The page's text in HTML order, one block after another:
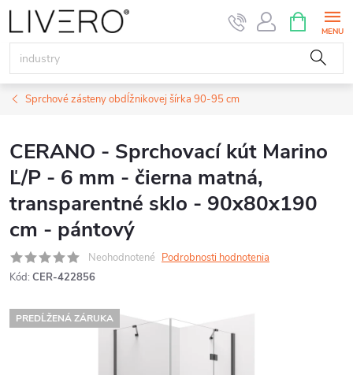
Prejsť
na
obsah
KOŠÍK
Sprchové zásteny obdĺžnikovej šírka 90-95 cm
CERANO - Sprchovací kút Marino
Ľ/P - 6 mm - čierna matná,
transparentné sklo - 90x80x190
cm - pántový
Neohodnotené Podrobnosti hodnotenia
Kód: CER-422856
PREDĹŽENÁ ZÁRUKA